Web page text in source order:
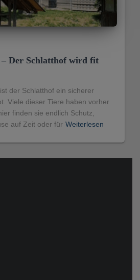
Der Schlatthof wird fit
der Schlatthof ein sicherer
Viele dieser Tiere haben vorher
finden sie endlich Schutz,
auf Zeit oder für Weiterlesen